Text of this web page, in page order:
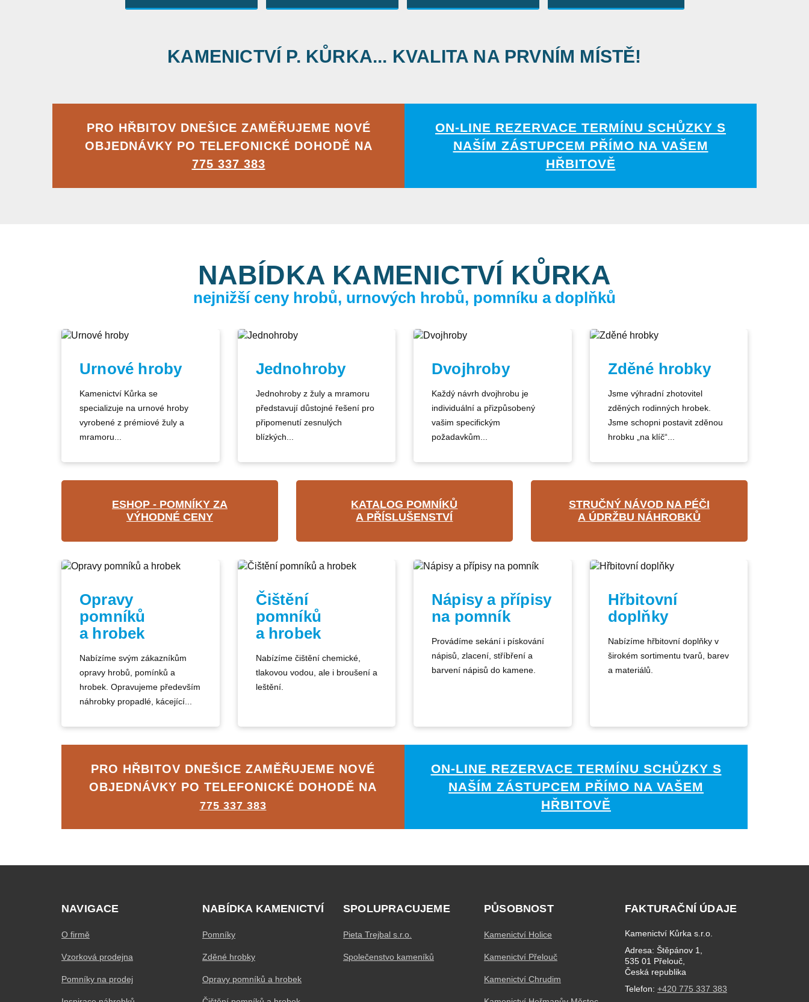
KAMENICTVÍ P. KŮRKA... KVALITA NA PRVNÍM MÍSTĚ!
PRO HŘBITOV DNEŠICE ZAMĚŘUJEME NOVÉ
OBJEDNÁVKY PO TELEFONICKÉ DOHODĚ NA
775 337 383
ON-LINE REZERVACE TERMÍNU SCHŮZKY S
NAŠÍM ZÁSTUPCEM PŘÍMO NA VAŠEM
HŘBITOVĚ
NABÍDKA KAMENICTVÍ KŮRKA
nejnižší ceny hrobů, urnových hrobů, pomníku a doplňků
Urnové hroby
Kamenictví Kůrka se
specializuje na urnové hroby
vyrobené z prémiové žuly a
mramoru...
Jednohroby
Jednohroby z žuly a mramoru
představují důstojné řešení pro
připomenutí zesnulých
blízkých...
Dvojhroby
Každý návrh dvojhrobu je
individuální a přizpůsobený
vašim specifickým
požadavkům...
Zděné hrobky
Jsme výhradní zhotovitel
zděných rodinných hrobek.
Jsme schopni postavit zděnou
hrobku „na klíč“...
ESHOP - POMNÍKY ZA
VÝHODNÉ CENY
KATALOG POMNÍKŮ
A PŘÍSLUŠENSTVÍ
STRUČNÝ NÁVOD NA PÉČI
A ÚDRŽBU NÁHROBKŮ
Opravy
pomníků
a hrobek
Nabízíme svým zákazníkům
opravy hrobů, pomínků a
hrobek. Opravujeme především
náhrobky propadlé, kácející...
Čištění
pomníků
a hrobek
Nabízíme čištění chemické,
tlakovou vodou, ale i broušení a
leštění.
Nápisy a přípisy
na pomník
Provádíme sekání i pískování
nápisů, zlacení, stříbření a
barvení nápisů do kamene.
Hřbitovní
doplňky
Nabízíme hřbitovní doplňky v
širokém sortimentu tvarů, barev
a materiálů.
PRO HŘBITOV DNEŠICE ZAMĚŘUJEME NOVÉ
OBJEDNÁVKY PO TELEFONICKÉ DOHODĚ NA
775 337 383
ON-LINE REZERVACE TERMÍNU SCHŮZKY S
NAŠÍM ZÁSTUPCEM PŘÍMO NA VAŠEM
HŘBITOVĚ
NAVIGACE
O firmě
Vzorková prodejna
Pomníky na prodej
NABÍDKA KAMENICTVÍ
Pomníky
Zděné hrobky
Opravy pomníků a hrobek
SPOLUPRACUJEME
Pieta Trejbal s.r.o.
Společenstvo kameníků
PŮSOBNOST
Kamenictví Holice
Kamenictví Přelouč
Kamenictví Chrudim
FAKTURAČNÍ ÚDAJE
Kamenictví Kůrka s.r.o.
Adresa: Štěpánov 1,
535 01 Přelouč,
Česká republika
Telefon: +420 775 337 383